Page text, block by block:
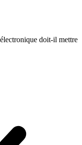
doit-il mettre